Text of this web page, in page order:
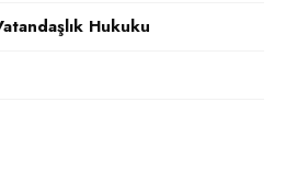
Hukuku